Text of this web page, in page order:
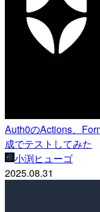
Auth0のActions、
成でテストしてみた
小渕ヒューゴ
2025.08.31